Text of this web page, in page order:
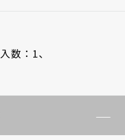
入数：1、